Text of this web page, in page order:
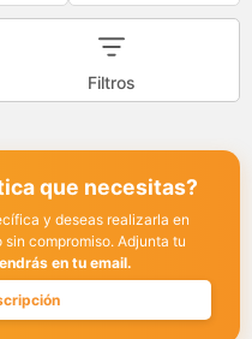
Filtros
que necesitas?
y deseas realizarla en
compromiso. Adjunta tu
en tu email.